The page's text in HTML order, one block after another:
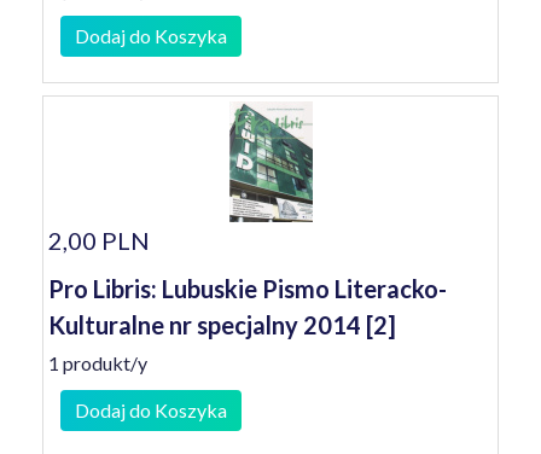
Dodaj do Koszyka
2,00 PLN
Pro Libris: Lubuskie Pismo Literacko-
Kulturalne nr specjalny 2014 [2]
1 produkt/y
Dodaj do Koszyka